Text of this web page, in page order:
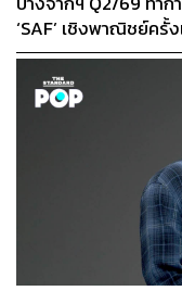
‘SAF’ เชิงพาณิชย์ครั้
ล้าน